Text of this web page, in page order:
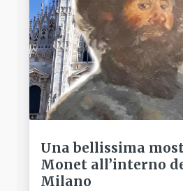
Una bellissima
Monet all’interno
Milano